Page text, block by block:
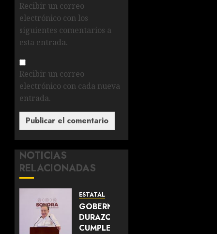
Recibir un correo
electrónico con los
siguientes comentarios a
esta entrada.
Recibir un correo
electrónico con cada nueva
entrada.
NOTICIAS
RELACIONADAS
ESTATAL
GOBERNADOR
DURAZO
CUMPLE